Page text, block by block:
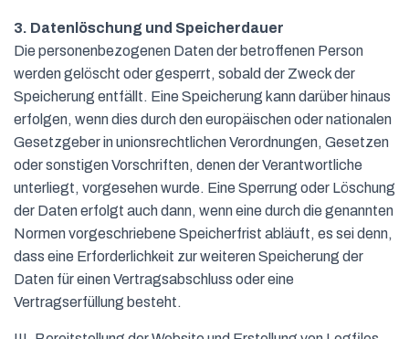
3. Datenlöschung und Speicherdauer
Die personenbezogenen Daten der betroffenen Person
werden gelöscht oder gesperrt, sobald der Zweck der
Speicherung entfällt. Eine Speicherung kann darüber hinaus
erfolgen, wenn dies durch den europäischen oder nationalen
Gesetzgeber in unionsrechtlichen Verordnungen, Gesetzen
oder sonstigen Vorschriften, denen der Verantwortliche
unterliegt, vorgesehen wurde. Eine Sperrung oder Löschung
der Daten erfolgt auch dann, wenn eine durch die genannten
Normen vorgeschriebene Speicherfrist abläuft, es sei denn,
dass eine Erforderlichkeit zur weiteren Speicherung der
Daten für einen Vertragsabschluss oder eine
Vertragserfüllung besteht.